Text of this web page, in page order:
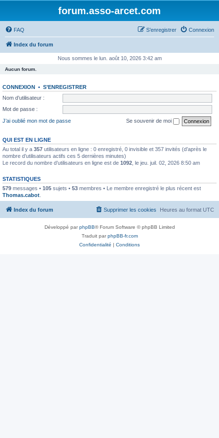
forum.asso-arcet.com
FAQ Connexion
S’enregistrer
Index du forum
Nous sommes le lun. août 10, 2026 3:42 am
Aucun forum.
CONNEXION • S’ENREGISTRER
Nom d’utilisateur :
Mot de passe :
J’ai oublié mon mot de passe
Se souvenir de moi
QUI EST EN LIGNE
Au total il y a 357 utilisateurs en ligne : 0 enregistré, 0 invisible et 357 invités (d’après le
nombre d’utilisateurs actifs ces 5 dernières minutes)
Le record du nombre d’utilisateurs en ligne est de 1092 , le jeu. juil. 02, 2026 8:50 am
STATISTIQUES
579 messages • 105 sujets • 53 membres • Le membre enregistré le plus récent est
Thomas.cabot
Index du forum Heures au format UTC
Supprimer les cookies
Développé parphpBB® Forum Software © phpBB Limited
Traduit parphpBB-fr.com
Confidentialité | Conditions